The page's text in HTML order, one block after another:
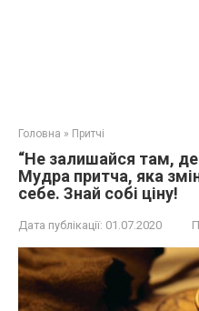
Головна » Притчі
“Не залишайся там, де
Мудра притча, яка
себе. Знай собі ціну!
Дата публікації: 01.07.2020